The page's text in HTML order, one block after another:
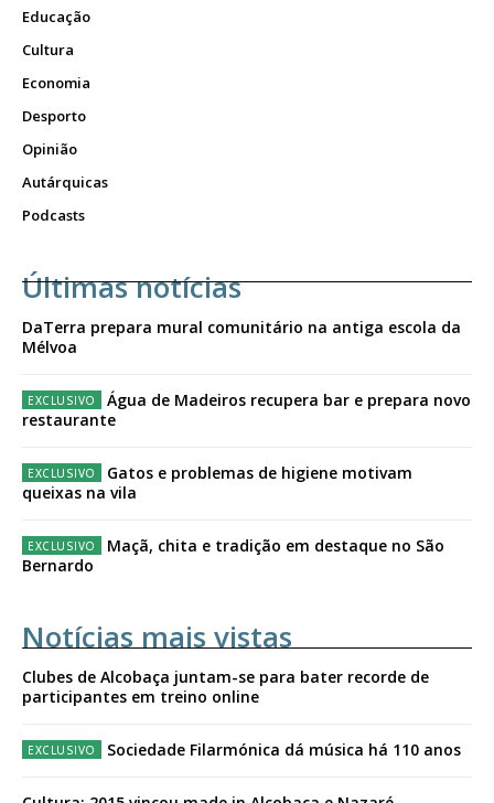
Educação
Cultura
Economia
Desporto
Opinião
Autárquicas
Podcasts
Últimas notícias
DaTerra prepara mural comunitário na antiga escola da
Mélvoa
Água de Madeiros recupera bar e prepara novo
restaurante
Gatos e problemas de higiene motivam
queixas na vila
Maçã, chita e tradição em destaque no São
Bernardo
Notícias mais vistas
Clubes de Alcobaça juntam-se para bater recorde de
participantes em treino online
Sociedade Filarmónica dá música há 110 anos